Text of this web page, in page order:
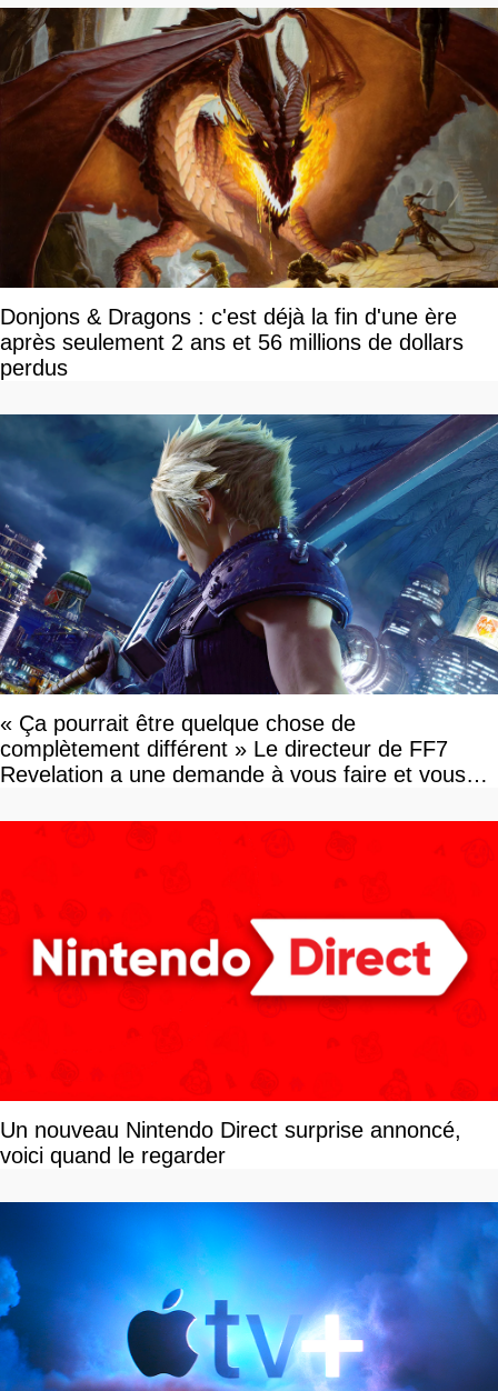
Donjons & Dragons : c'est déjà la fin d'une ère
après seulement 2 ans et 56 millions de dollars
perdus
« Ça pourrait être quelque chose de
complètement différent » Le directeur de FF7
Revelation a une demande à vous faire et vous
Un nouveau Nintendo Direct surprise annoncé,
voici quand le regarder